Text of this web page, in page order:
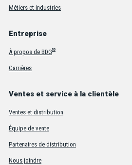
Métiers et industries
Entreprise
À propos de BDGMD
Carrières
Ventes et service à la clientèle
Ventes et distribution
Équipe de vente
Partenaires de distribution
Nous joindre